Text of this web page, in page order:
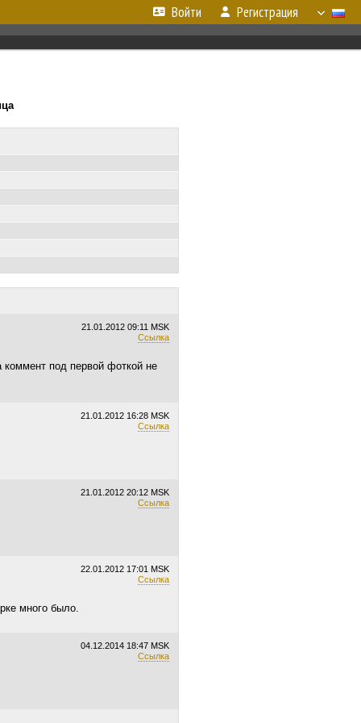
Войти Регистрация
21.01.2012 09:11 MSK
Ссылка
коммент под первой фоткой не
21.01.2012 16:28 MSK
Ссылка
21.01.2012 20:12 MSK
Ссылка
22.01.2012 17:01 MSK
Ссылка
много было.
04.12.2014 18:47 MSK
Ссылка